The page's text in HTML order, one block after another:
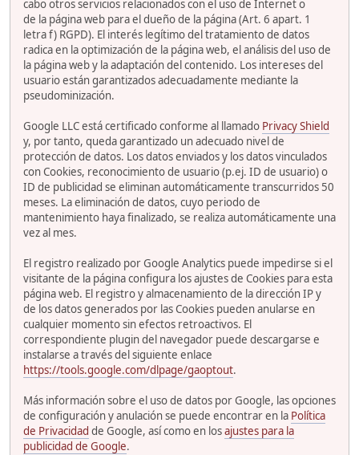
cabo otros servicios relacionados con el uso de Internet o
de la página web para el dueño de la página (Art. 6 apart. 1
letra f) RGPD). El interés legítimo del tratamiento de datos
radica en la optimización de la página web, el análisis del uso de
la página web y la adaptación del contenido. Los intereses del
usuario están garantizados adecuadamente mediante la
pseudominización.
Google LLC está certificado conforme al llamado Privacy Shield
y, por tanto, queda garantizado un adecuado nivel de
protección de datos. Los datos enviados y los datos vinculados
con Cookies, reconocimiento de usuario (p.ej. ID de usuario) o
ID de publicidad se eliminan automáticamente transcurridos 50
meses. La eliminación de datos, cuyo periodo de
mantenimiento haya finalizado, se realiza automáticamente una
vez al mes.
El registro realizado por Google Analytics puede impedirse si el
visitante de la página configura los ajustes de Cookies para esta
página web. El registro y almacenamiento de la dirección IP y
de los datos generados por las Cookies pueden anularse en
cualquier momento sin efectos retroactivos. El
correspondiente plugin del navegador puede descargarse e
instalarse a través del siguiente enlace
https://tools.google.com/dlpage/gaoptout.
Más información sobre el uso de datos por Google, las opciones
de configuración y anulación se puede encontrar en la Política
de Privacidad de Google, así como en losajustes para la
publicidad de Google.